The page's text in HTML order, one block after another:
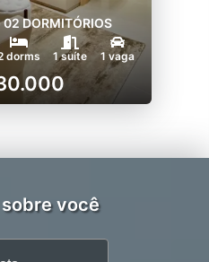
DORMITÓRIOS
dorms 1 suíte 1 vaga
sobre você